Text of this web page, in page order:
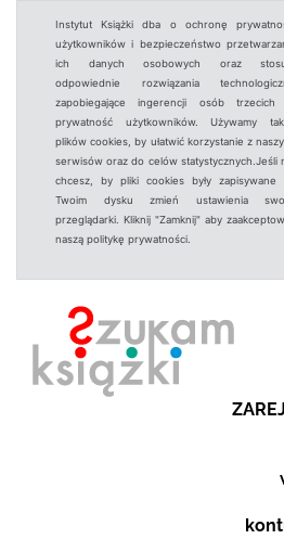
Instytut Książki dba o ochronę
użytkowników i bezpieczeństwo
ich danych osobowych oraz
odpowiednie rozwiązania
zapobiegające ingerencji osób
prywatność użytkowników. Używamy
plików cookies, by ułatwić korzystanie z
serwisów oraz do celów statystycznych.Jeśli
chcesz, by pliki cookies były zapisywane
Twoim dysku zmień ustawienia
przeglądarki. Kliknij "Zamknij" aby
naszą politykę prywatności.